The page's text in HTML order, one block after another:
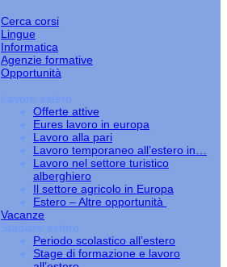
Cerca corsi
Lingue
Informatica
Agenzie formative
Opportunità
Lavoro estero
Offerte attive
Eures lavoro in europa
Lavoro alla pari
Lavoro temporaneo all’estero in…
Lavoro nel settore turistico
alberghiero
Il settore agricolo in Europa
Estero – Altre opportunità
Vacanze
Studiare estero
Periodo scolastico all’estero
Stage di formazione e lavoro